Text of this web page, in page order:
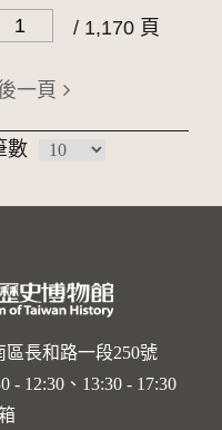
/ 1,170 頁
一頁
數
區長和路一段250號
- 12:30、13:30 - 17:30